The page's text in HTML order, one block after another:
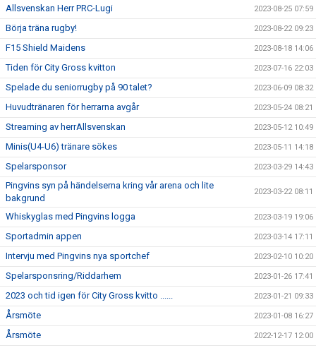
Allsvenskan Herr PRC-Lugi 2023-08-25 07:59
Börja träna rugby! 2023-08-22 09:23
F15 Shield Maidens 2023-08-18 14:06
Tiden för City Gross kvitton 2023-07-16 22:03
Spelade du seniorrugby på 90 talet? 2023-06-09 08:32
Huvudtränaren för herrarna avgår 2023-05-24 08:21
Streaming av herrAllsvenskan 2023-05-12 10:49
Minis(U4-U6) tränare sökes 2023-05-11 14:18
Spelarsponsor 2023-03-29 14:43
Pingvins syn på händelserna kring vår arena och lite
bakgrund
2023-03-22 08:11
Whiskyglas med Pingvins logga 2023-03-19 19:06
Sportadmin appen 2023-03-14 17:11
Intervju med Pingvins nya sportchef 2023-02-10 10:20
Spelarsponsring/Riddarhem 2023-01-26 17:41
2023 och tid igen för City Gross kvitto ...... 2023-01-21 09:33
Årsmöte 2023-01-08 16:27
Årsmöte 2022-12-17 12:00